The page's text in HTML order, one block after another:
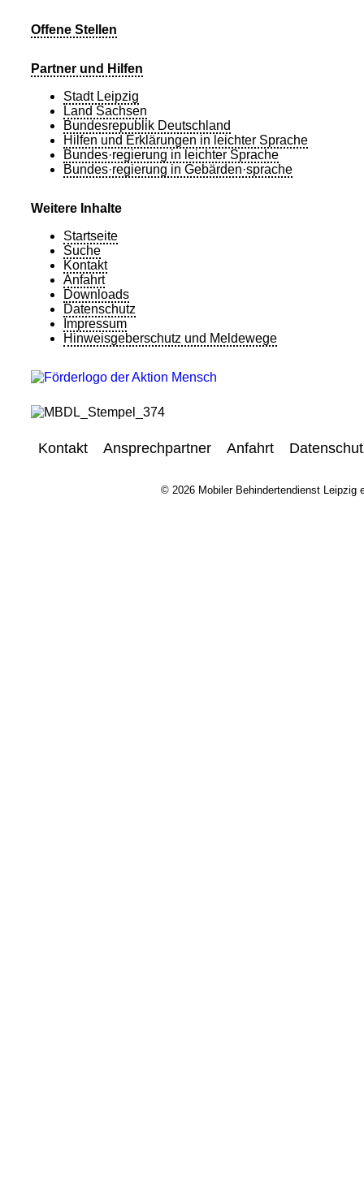
Offene Stellen
Partner und Hilfen
Stadt Leipzig
Land Sachsen
Bundesrepublik Deutschland
Hilfen und Erklärungen in leichter Sprache
Bundes·regierung in leichter Sprache
Bundes·regierung in Gebärden·sprache
Weitere Inhalte
Startseite
Suche
Kontakt
Anfahrt
Downloads
Datenschutz
Impressum
Hinweisgeberschutz und Meldewege
Kontakt Ansprechpartner Anfahrt
© 2026 Mobiler Behindertendienst Leipzig